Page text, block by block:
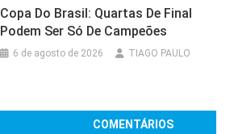
Copa Do Brasil: Quartas De Final
Podem Ser Só De Campeões
6 de agosto de 2026 TIAGO PAULO
COMENTÁRIOS